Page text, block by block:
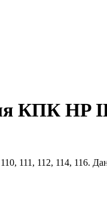
КПК HP
111, 112, 114, 116.